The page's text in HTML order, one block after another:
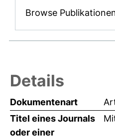
Browse
Details
Dokumentenart
Titel eines Journals
oder einer